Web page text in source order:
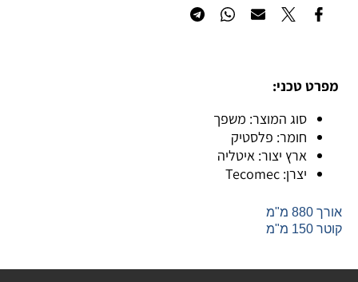
מפרט טכני:
סוג המוצר: משפך
חומר: פלסטיק
ארץ יצור: איטליה
יצרן: Tecomec
אורך 880 מ"מ
קוטר 150 מ"מ